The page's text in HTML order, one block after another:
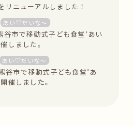
リニューアルしました！
あい♡だいな〜
谷市で移動式子ども食堂’あい
しました。
あい♡だいな〜
谷市で移動式子ども食堂’あ
催しました。